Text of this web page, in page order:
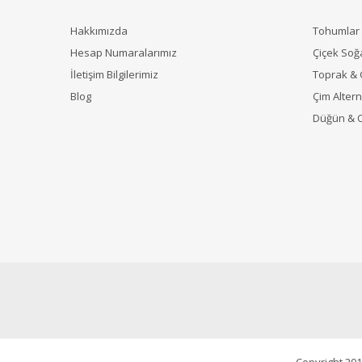
Hakkımızda
Hesap Numaralarımız
İletişim Bilgilerimiz
Blog
Tohumlar
Çiçek
Toprak &
Çim
Düğün &